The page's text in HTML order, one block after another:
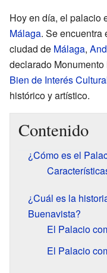
Hoy en día, el palacio
Málaga. Se encuentra
ciudad de Málaga,
declarado
Bien de Interés
histórico y artístico.
Contenido
¿Cómo es el
¿Cuál es la
Buenavista?
El Palacio
El Palacio